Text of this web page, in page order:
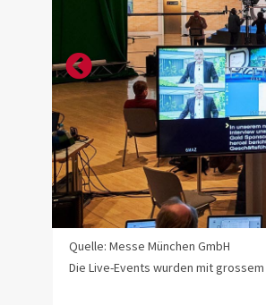
Quelle: Messe München GmbH
Die Live-Events wurden mit